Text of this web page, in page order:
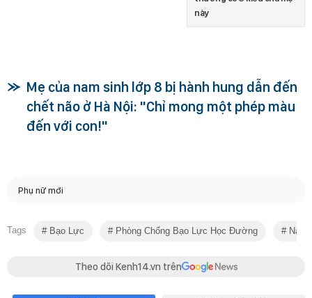
này
Mẹ của nam sinh lớp 8 bị hành hung dẫn đến
chết não ở Hà Nội: "Chỉ mong một phép màu
đến với con!"
Phụ nữ mới
Tags Bạo Lực Phòng Chống Bạo Lực Học Đường Nam
Theo dõi Kenh14.vn trên